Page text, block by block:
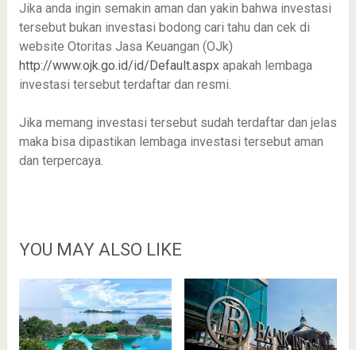
Jika anda ingin semakin aman dan yakin bahwa investasi
tersebut bukan investasi bodong cari tahu dan cek di
website Otoritas Jasa Keuangan (OJk)
http://www.ojk.go.id/id/Default.aspxapakah lembaga
investasi tersebut terdaftar dan resmi.
Jika memang investasi tersebut sudah terdaftar dan jelas
maka bisa dipastikan lembaga investasi tersebut aman
dan terpercaya.
YOU MAY ALSO LIKE